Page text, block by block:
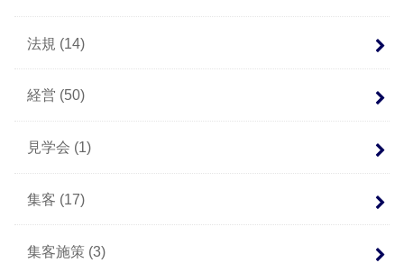
法規 (14)
経営 (50)
見学会 (1)
集客 (17)
集客施策 (3)